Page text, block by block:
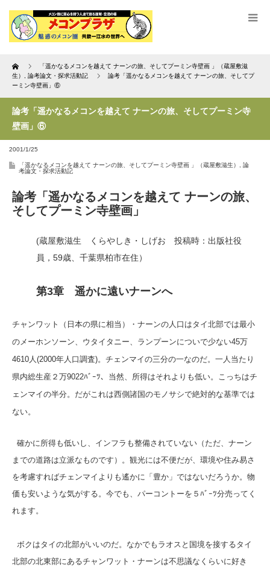
Home
「遥かなるメコンを越えて ナーンの旅、そしてプーミン寺壁画 」（蔵屋敷滋
生）
論考論文・探求活動記
論考「遥かなるメコンを越えて ナーンの旅、そしてプ
ーミン寺壁画」⑥
論考「遥かなるメコンを越えて ナーンの旅、そしてプーミン寺
壁画」⑥
2001/1/25
「遥かなるメコンを越えて ナーンの旅、そしてプーミン寺壁画 」（蔵屋敷滋生）
論
考論文・探求活動記
論考「遥かなるメコンを越えて ナーンの旅、
そしてプーミン寺壁画」
(蔵屋敷滋生 くらやしき・しげお 投稿時：出版社役
員，59歳、千葉県柏市在住）
第3章 遥かに遠いナーンへ
チャンワット（日本の県に相当）・ナーンの人口はタイ北部では最小
のメーホンソーン、ウタイタニー、ランプーンについで少ない45万
4610人(2000年人口調査)。チェンマイの三分の一なのだ。一人当たり
県内総生産２万9022ﾊﾞｰﾂ、当然、所得はそれよりも低い。こっちはチ
ェンマイの半分。だがこれは西側諸国のモノサシで絶対的な基準では
ない。
確かに所得も低いし、インフラも整備されていない（ただ、ナーン
までの道路は立派なものです）。観光には不便だが、環境や住み易さ
を考慮すればチェンマイよりも遙かに「豊か」ではないだろうか。物
価も安いような気がする。今でも、パーコントーを５ﾊﾞｰﾂ分売ってく
れます。
ボクはタイの北部がいいのだ。なかでもラオスと国境を接するタイ
北部の北東部にあるチャンワット・ナーンは不思議なくらいに好き